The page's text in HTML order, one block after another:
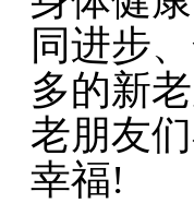
同进步
多的新
老朋友
幸福!